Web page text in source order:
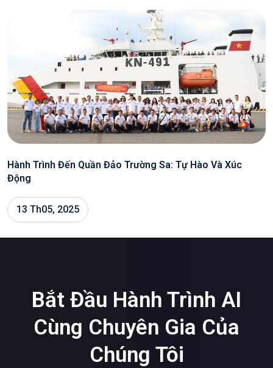
Hành Trình Đến Quần Đảo Trường Sa: Tự Hào Và Xúc
Động
13 Th05, 2025
Bắt Đầu Hành Trình AI
Cùng Chuyên Gia Của
Chúng Tôi